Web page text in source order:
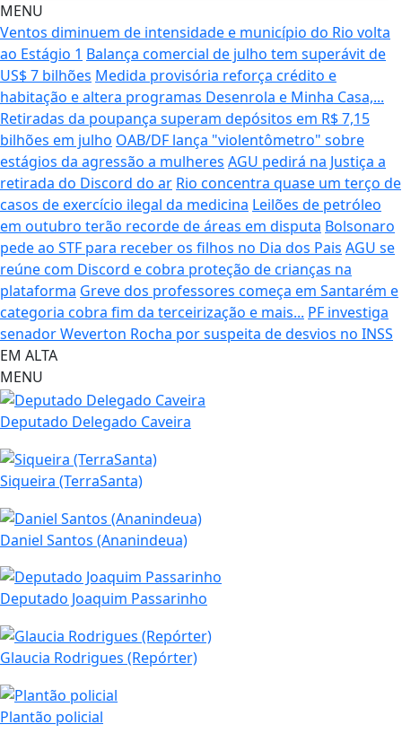
MENU
Ventos diminuem de intensidade e município do Rio volta
ao Estágio 1 Balança comercial de julho tem superávit de
US$ 7 bilhões Medida provisória reforça crédito e
habitação e altera programas Desenrola e Minha Casa,...
Retiradas da poupança superam depósitos em R$ 7,15
bilhões em julho OAB/DF lança "violentômetro" sobre
estágios da agressão a mulheres AGU pedirá na Justiça a
retirada do Discord do ar Rio concentra quase um terço de
casos de exercício ilegal da medicina Leilões de petróleo
em outubro terão recorde de áreas em disputa Bolsonaro
pede ao STF para receber os filhos no Dia dos Pais AGU se
reúne com Discord e cobra proteção de crianças na
plataforma Greve dos professores começa em Santarém e
categoria cobra fim da terceirização e mais... PF investiga
senador Weverton Rocha por suspeita de desvios no INSS
EM ALTA
MENU
Deputado Delegado Caveira
Siqueira (TerraSanta)
Daniel Santos (Ananindeua)
Deputado Joaquim Passarinho
Glaucia Rodrigues (Repórter)
Plantão policial